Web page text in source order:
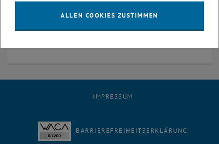
IMPRESSUM
BARRIEREFREIHEITSERKLÄRUNG
ALLEN COOKIES ZUSTIMMEN